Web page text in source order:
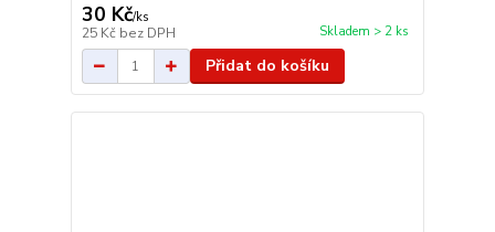
30 Kč/ks
25 Kč bez DPH Skladem > 2 ks
Přidat do košíku